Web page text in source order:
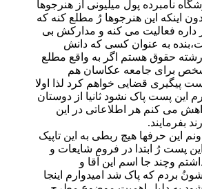
نامبرده پول میلیونی از هنرجوها
اینکه این هنرجوها رُ مطلع کنه که
داره فعالیت می کنه و مدارکش بی
به عنوان کسی که دانش
حقوق هستم اگر به واقع مطلع
برای جامعه عکاسان هم
پیگیری قضایی خواهم کرد لذا اولا
این پست پاک نشود ثانیا از دوستان
می کنم هر اطلاعاتی در این
بفرمایند.
این حرفها هیچ ربطی به این تاپیک
این پست رُ ابتدا در فروم شایعات و
وچند جا اسم این آقا و
بردم که پاک شد امیدوارم اینجا